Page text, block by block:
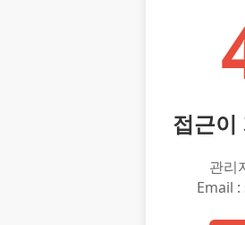
접근이
관리
Email